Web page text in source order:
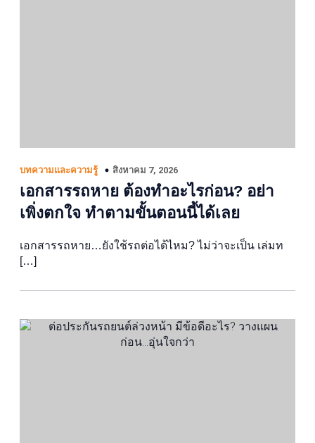
บทความและความรู้ สิงหาคม 7, 2026
เอกสารรถหาย ต้องทำอะไรก่อน? อย่า
เพิ่งตกใจ ทำตามขั้นตอนนี้ได้เลย
เอกสารรถหาย…ยังใช้รถต่อได้ไหม? ไม่ว่าจะเป็น เล่มท
[…]